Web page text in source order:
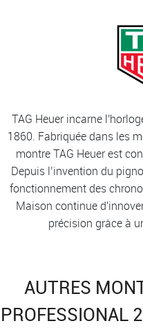
TAG Heuer incarne
1860. Fabriquée dans les
montre TAG Heuer est
Depuis l’invention du
fonctionnement des
Maison continue
précision grâce à
AUTRES
PROFESSIONAL